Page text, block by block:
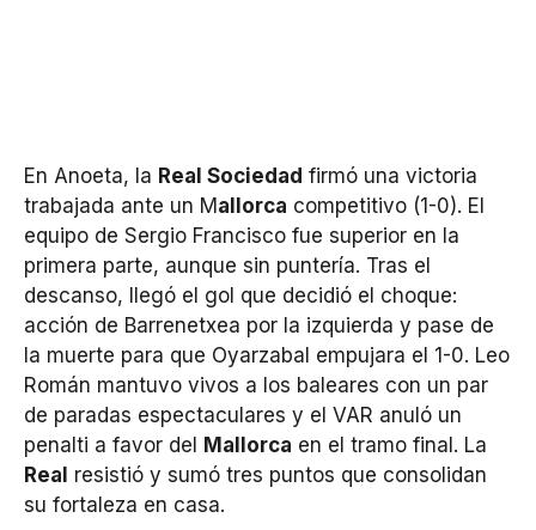
En Anoeta, la Real Sociedad firmó una victoria
trabajada ante un M allorca competitivo (1-0). El
equipo de Sergio Francisco fue superior en la
primera parte, aunque sin puntería. Tras el
descanso, llegó el gol que decidió el choque:
acción de Barrenetxea por la izquierda y pase de
la muerte para que Oyarzabal empujara el 1-0. Leo
Román mantuvo vivos a los baleares con un par
de paradas espectaculares y el VAR anuló un
penalti a favor del
Mallorca en el tramo final. La
Real resistió y sumó tres puntos que consolidan
su fortaleza en casa.